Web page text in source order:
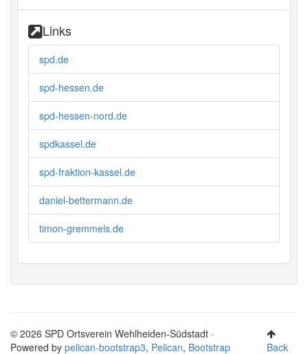
Links
spd.de
spd-hessen.de
spd-hessen-nord.de
spdkassel.de
spd-fraktion-kassel.de
daniel-bettermann.de
timon-gremmels.de
© 2026 SPD Ortsverein Wehlheiden-Südstadt ·
Powered by pelican-bootstrap3, Pelican, Bootstrap Back